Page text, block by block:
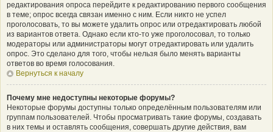
редактирования опроса перейдите к редактированию первого сообщения
в теме; опрос всегда связан именно с ним. Если никто не успел
проголосовать, то вы можете удалить опрос или отредактировать любой
из вариантов ответа. Однако если кто-то уже проголосовал, то только
модераторы или администраторы могут отредактировать или удалить
опрос. Это сделано для того, чтобы нельзя было менять варианты
ответов во время голосования.
Вернуться к началу
Почему мне недоступны некоторые форумы?
Некоторые форумы доступны только определённым пользователям или
группам пользователей. Чтобы просматривать такие форумы, создавать
в них темы и оставлять сообщения, совершать другие действия, вам